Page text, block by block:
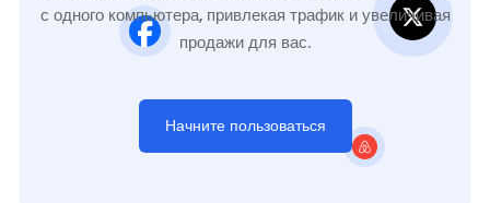
с одного компьютера, привлекая трафик и увеличивая
продажи для вас.
Начните пользоваться